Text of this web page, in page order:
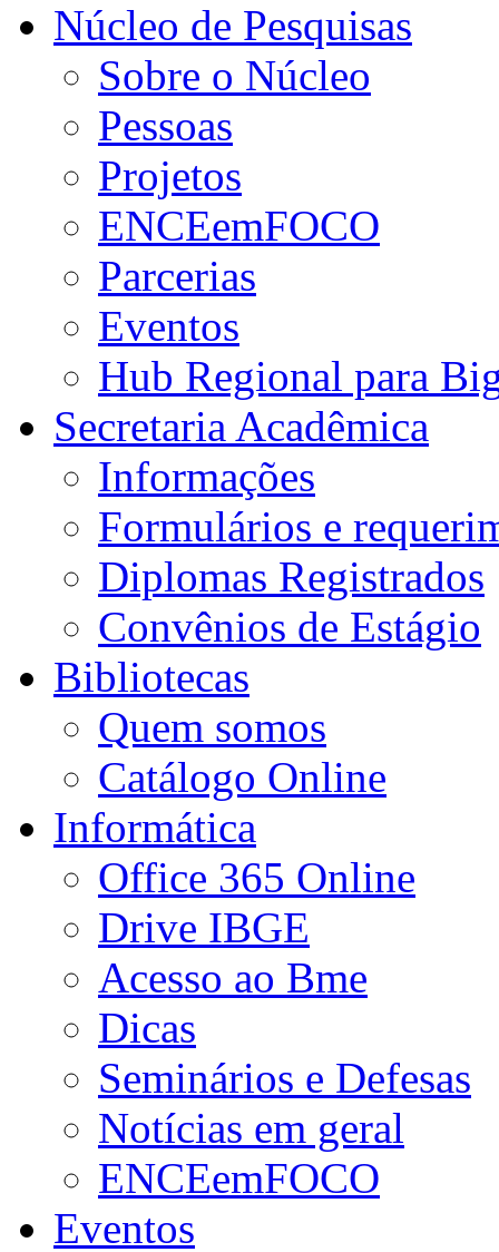
Núcleo de Pesquisas
Sobre o Núcleo
Pessoas
Projetos
ENCEemFOCO
Parcerias
Eventos
Hub Regional para
Secretaria Acadêmica
Informações
Formulários e
Diplomas Registrados
Convênios de Estágio
Bibliotecas
Quem somos
Catálogo Online
Informática
Office 365 Online
Drive IBGE
Acesso ao Bme
Dicas
Seminários e Defesas
Notícias em geral
ENCEemFOCO
Eventos